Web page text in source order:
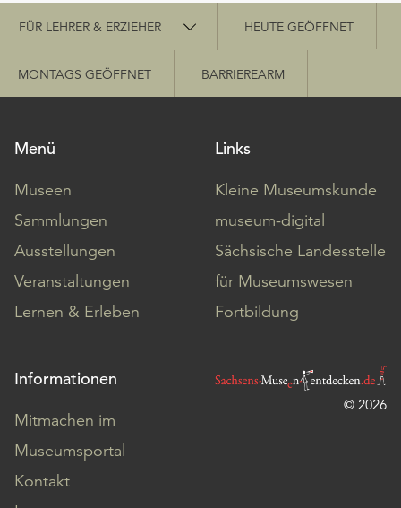
Schnellzugriff
FÜR LEHRER & ERZIEHER HEUTE GEÖFFNET
MONTAGS GEÖFFNET BARRIEREARM
Menü
Museen
Sammlungen
Ausstellungen
Veranstaltungen
Lernen & Erleben
Links
Kleine Museumskunde
museum-digital
Sächsische Landesstelle
für Museumswesen
Fortbildung
Informationen
Mitmachen im
Museumsportal
Kontakt
© 2026